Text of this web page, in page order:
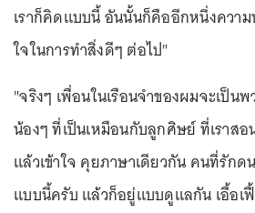
เราก็คิดแบบนี้ อันนั้นก็คืออีกหนึ่งความ
ใจในการทำสิ่งดีๆ ต่อไป"
"จริงๆ เพื่อนในเรือนจำของผมจะเป็น
น้องๆ ที่เป็นเหมือนกับลูกศิษย์ ที่เราส
แล้วเข้าใจ คุยภาษาเดียวกัน คนที่รัก
แบบนี้ครับ แล้วก็อยู่แบบดูแลกัน เอื้อเ